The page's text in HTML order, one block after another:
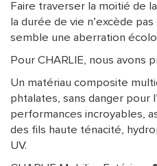
Faire traverser la moitié de
la durée de vie n’excède
semble une aberration
Pour CHARLIE, nous avons
Un matériau composite
phtalates, sans danger pour
performances incroyables,
des fils haute ténacité,
UV.